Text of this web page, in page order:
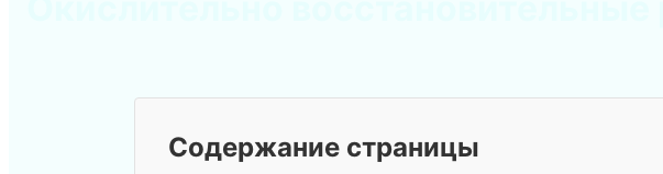
Содержание страницы